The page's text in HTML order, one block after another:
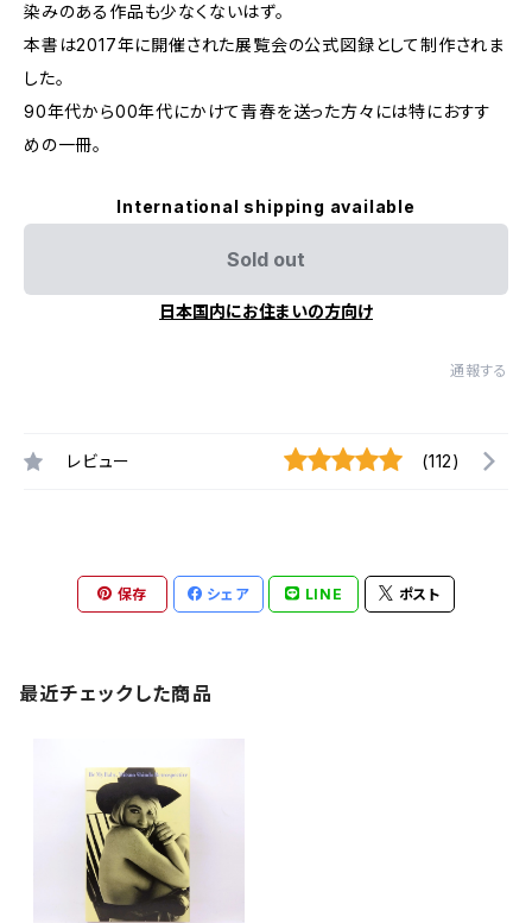
染みのある作品も少なくないはず。
本書は2017年に開催された展覧会の公式図録として制作されま
した。
90年代から00年代にかけて青春を送った方々には特におすす
めの一冊。
International shipping available
Sold out
日本国内にお住まいの方向け
通報する
レビュー (112)
保存 シェア LINE ポスト
最近チェックした商品